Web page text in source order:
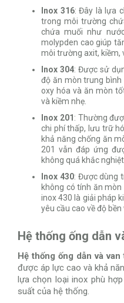
Inox 316: Đây là lựa
trong môi trường
chứa muối như
molypden cao giúp
môi trường axit, kiềm,
Inox 304: Được sử
độ ăn mòn trung bình
oxy hóa và ăn mòn
và kiềm nhẹ.
Inox 201 : Thường
chi phí thấp, lưu trữ
khả năng chống ăn
201 vẫn đáp ứng
không quá khắc
Inox 430: Được dùng
không có tính ăn
inox 430 là giải pháp
yêu cầu cao về độ
Hệ thống ống dẫn
Hệ thống ống dẫn và van
được áp lực cao và khả
lựa chọn loại inox phù
suất của hệ thống.